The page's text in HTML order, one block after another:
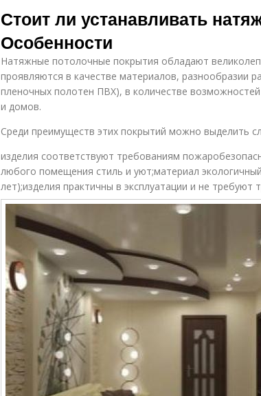
Стоит ли устанавливать
Особенности
Натяжные потолочные покрытия обладают
проявляются в качестве материалов, разнообразии
пленочных полотен ПВХ), в количестве
и домов.
Среди преимуществ этих покрытий можно выделить
изделия соответствуют требованиям
любого помещения стиль и уют;материал
лет);изделия практичны в эксплуатации и не требуют